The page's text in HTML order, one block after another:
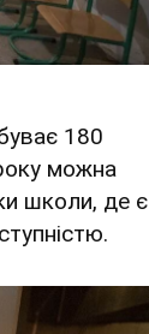
180
можна
школи, де є